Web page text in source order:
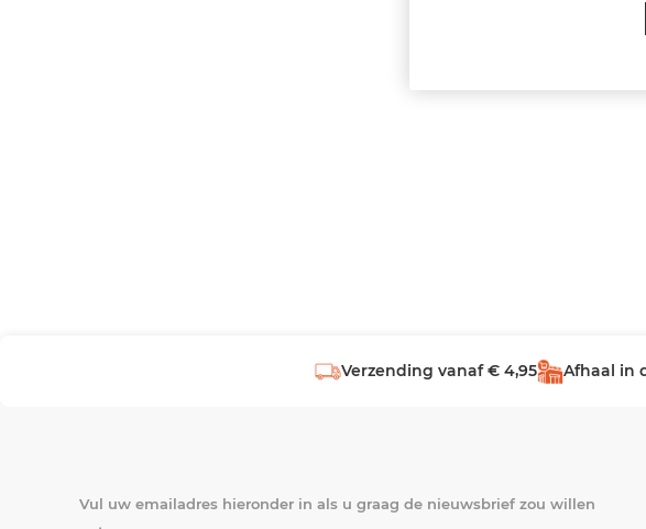
Verzending vanaf € 4,95 Afhaal in
Vul uw emailadres hieronder in als u graag de nieuwsbrief zou willen